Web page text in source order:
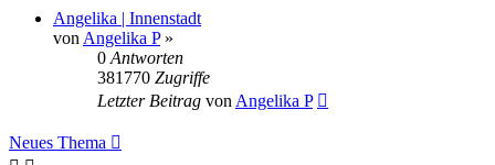
Angelika | Innenstadt
von Angelika P»
0 Antworten
381770 Zugriffe
Letzter Beitrag von Angelika P
Neues Thema